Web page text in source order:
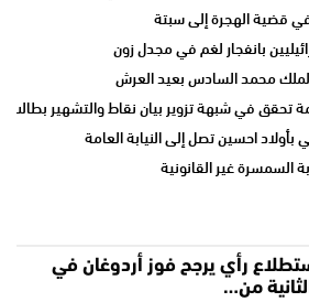
بانفجار لغم في مجدل زون
محمد السادس بعيد العرش
تحقق في شبهة تزوير بيان نقاط والتشهير بطالب
احسين تصل إلى النيابة العامة
السمسرة غير القانونية
رأي يرجح فوز أردوغان في
من…